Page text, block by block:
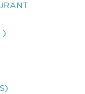
)